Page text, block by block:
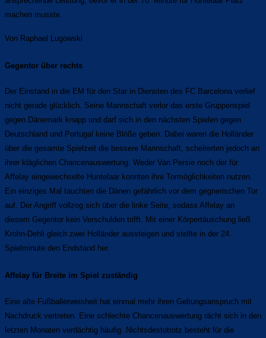
machen musste.
Von Raphael Lugowski
Gegentor über rechts
Der Einstand in die EM für den Star in Diensten des FC Barcelona verlief
nicht gerade glücklich. Seine Mannschaft verlor das erste Gruppenspiel
gegen Dänemark knapp und darf sich in den nächsten Spielen gegen
Deutschland und Portugal keine Blöße geben. Dabei waren die Holländer
über die gesamte Spielzeit die bessere Mannschaft, scheiterten jedoch an
ihrer kläglichen Chancenauswertung. Weder Van Persie noch der für
Affelay eingewechselte Huntelaar konnten ihre Tormöglichkeiten nutzen.
Ein einziges Mal tauchten die Dänen gefährlich vor dem gegnerischen Tor
auf. Der Angriff vollzog sich über die linke Seite, sodass Affelay an
diesem Gegentor kein Verschulden trifft. Mit einer Körpertäuschung ließ
Krohn-Dehli gleich zwei Holländer aussteigen und stellte in der 24.
Spielminute den Endstand her.
Affelay für Breite im Spiel zuständig
Eine alte Fußballerweisheit hat einmal mehr ihren Geltungsanspruch mit
Nachdruck vertreten. Eine schlechte Chancenauswertung rächt sich in den
letzten Monaten verdächtig häufig. Nichtsdestotrotz besteht für die